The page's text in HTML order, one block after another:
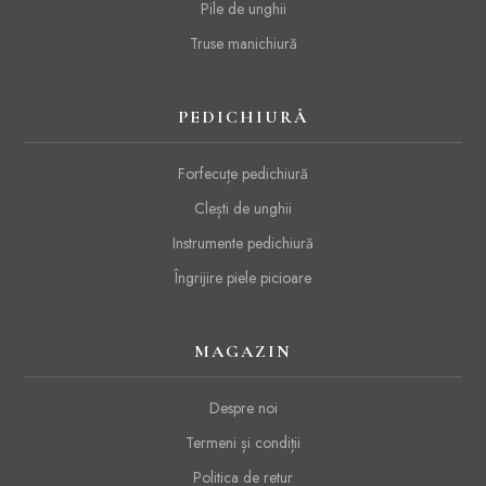
Pile de unghii
Truse manichiură
PEDICHIURĂ
Forfecuțe pedichiură
Clești de unghii
Instrumente pedichiură
Îngrijire piele picioare
MAGAZIN
Despre noi
Termeni și condiții
Politica de retur